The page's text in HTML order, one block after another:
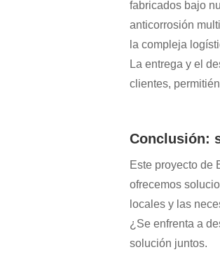
fabricados bajo
anticorrosión
la compleja
La entrega y el
clientes,
Conclusión:
Este proyecto de
ofrecemos
locales y las
¿Se enfrenta a
solución juntos.